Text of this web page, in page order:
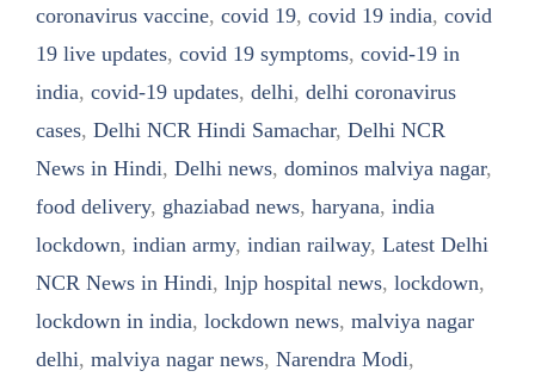
coronavirus vaccine, covid 19, covid 19 india, covid
19 live updates, covid 19 symptoms, covid-19 in
india, covid-19 updates, delhi, delhi coronavirus
cases, Delhi NCR Hindi Samachar, Delhi NCR
News in Hindi, Delhi news, dominos malviya nagar,
food delivery, ghaziabad news, haryana, india
lockdown, indian army, indian railway, Latest Delhi
NCR News in Hindi, lnjp hospital news, lockdown,
lockdown in india, lockdown news, malviya nagar
delhi, malviya nagar news, Narendra Modi,